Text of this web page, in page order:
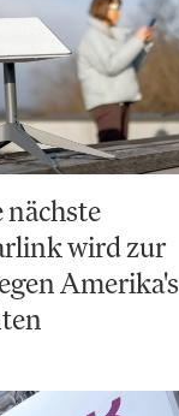
wird zur
Amerika's